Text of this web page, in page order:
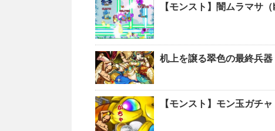
【モンスト】闇ムラマサ
机上を譲る翠色の最終兵
【モンスト】モン玉ガチ